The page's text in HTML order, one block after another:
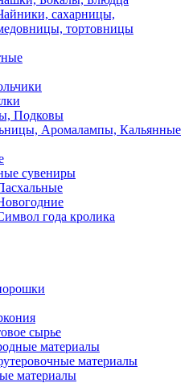
сахарницы,
тортовницы
Подковы
Аромалампы, Кальянные
сувениры
года кролика
сырье
материалы
материалы
материалы